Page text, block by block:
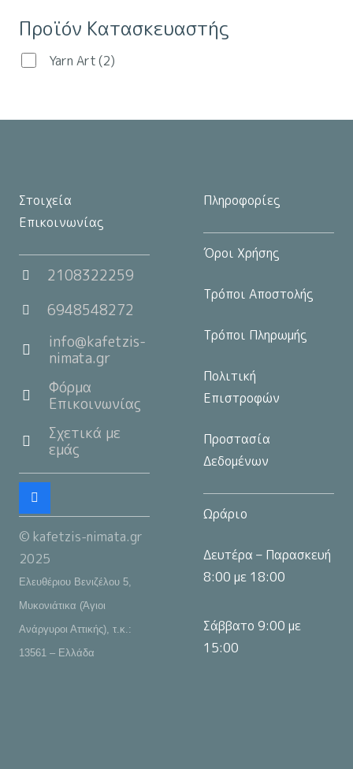
να
του
Προϊόν Κατασκευαστής
Yarn Art(2)
Στοιχεία
Επικοινωνίας
2108322259
6948548272
info@kafetzis-
nimata.gr
Φόρμα
Επικοινωνίας
Σχετικά με
εμάς
© kafetzis-nimata.gr
2025
Ελευθέριου Βενιζέλου 5,
Μυκονιάτικα (Άγιοι
Ανάργυροι Αττικής), τ.κ.:
13561 – Ελλάδα
Πληροφορίες
Όροι Χρήσης
Τρόποι Αποστολής
Τρόποι Πληρωμής
Πολιτική
Επιστροφών
Προστασία
Δεδομένων
Ωράριο
Δευτέρα – Παρασκευή
8:00 με 18:00
Σάββατο 9:00 με
15:00